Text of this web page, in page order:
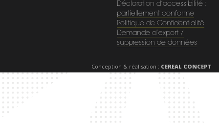
Déclaration d’accessibilité :
partiellement conforme
Politique de Confidentialité
Demande d’export /
suppression de données
Conception & réalisation : CEREAL CONCEPT